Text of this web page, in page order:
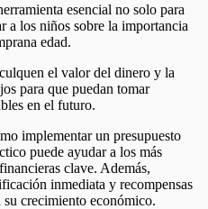
esencial no solo para
a los niños sobre la importancia
edad.
el valor del dinero y la
para que puedan tomar
en el futuro.
implementar un presupuesto
puede ayudar a los más
clave. Además,
inmediata y recompensas
crecimiento económico.